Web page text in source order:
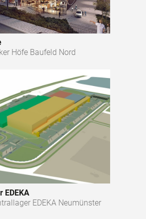
Höfe Baufeld Nord
EDEKA
EDEKA Neumünster